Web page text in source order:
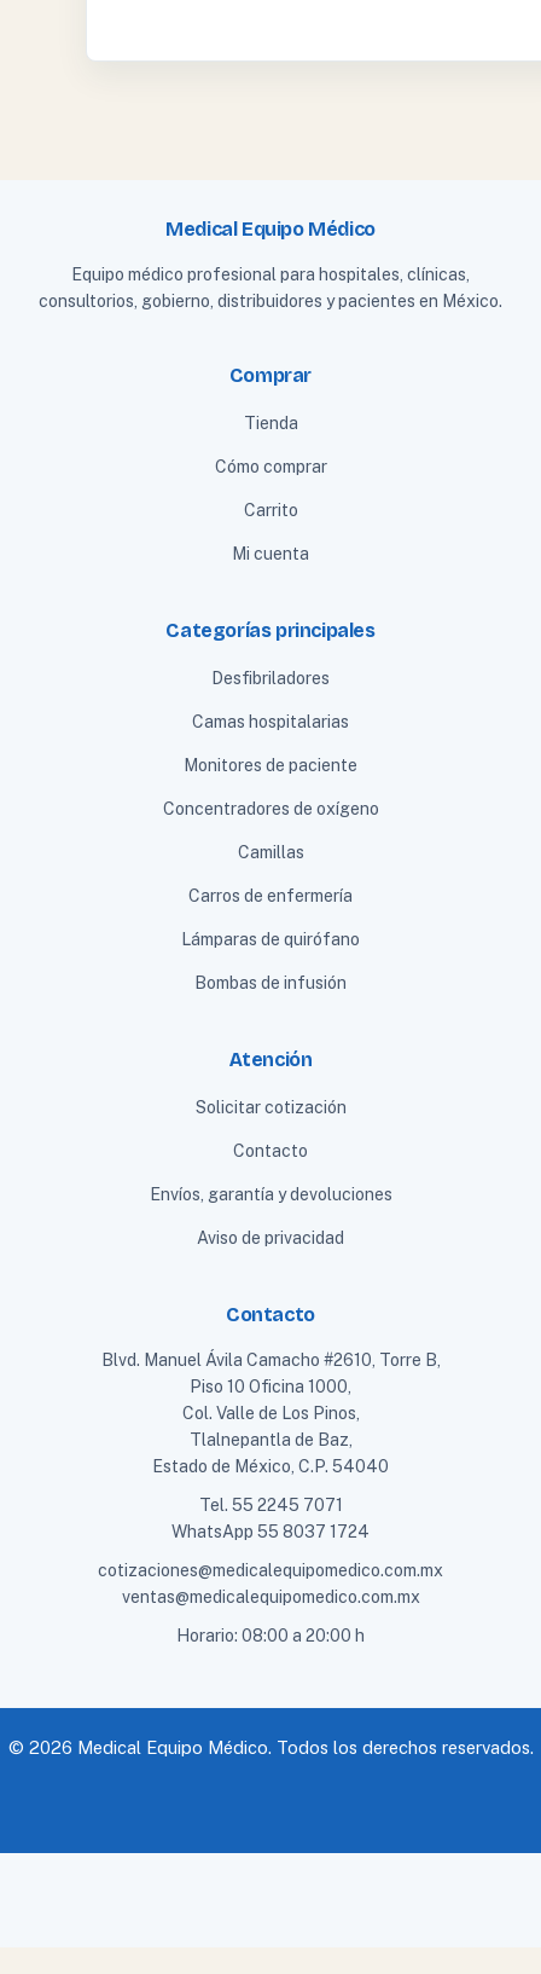
Medical Equipo Médico
Equipo médico profesional para hospitales, clínicas,
consultorios, gobierno, distribuidores y pacientes en México.
Comprar
Tienda
Cómo comprar
Carrito
Mi cuenta
Categorías principales
Desfibriladores
Camas hospitalarias
Monitores de paciente
Concentradores de oxígeno
Camillas
Carros de enfermería
Lámparas de quirófano
Bombas de infusión
Atención
Solicitar cotización
Contacto
Envíos, garantía y devoluciones
Aviso de privacidad
Contacto
Blvd. Manuel Ávila Camacho #2610, Torre B,
Piso 10 Oficina 1000,
Col. Valle de Los Pinos,
Tlalnepantla de Baz,
Estado de México, C.P. 54040
Tel. 55 2245 7071
WhatsApp 55 8037 1724
cotizaciones@medicalequipomedico.com.mx
ventas@medicalequipomedico.com.mx
Horario: 08:00 a 20:00 h
© 2026 Medical Equipo Médico. Todos los derechos reservados.